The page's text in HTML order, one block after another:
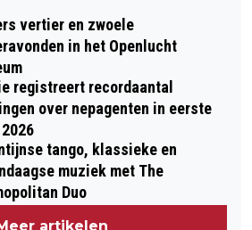
vertier en zwoele
in het Openlucht
registreert recordaantal
over nepagenten in eerste
tango, klassieke en
muziek met The
Duo
artikelen